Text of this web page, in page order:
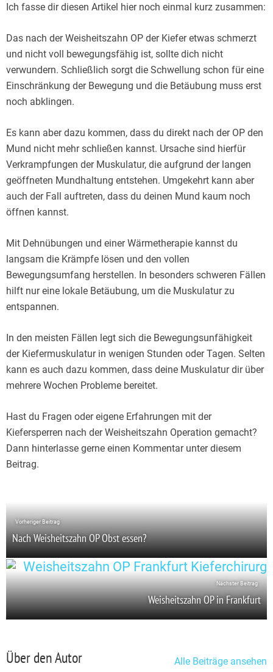
Ich fasse dir diesen Artikel hier noch einmal kurz zusammen:
Das nach der Weisheitszahn OP der Kiefer etwas schmerzt
und nicht voll bewegungsfähig ist, sollte dich nicht
verwundern. Schließlich sorgt die Schwellung schon für eine
Einschränkung der Bewegung und die Betäubung muss erst
noch abklingen.
Es kann aber dazu kommen, dass du direkt nach der OP den
Mund nicht mehr schließen kannst. Ursache sind hierfür
Verkrampfungen der Muskulatur, die aufgrund der langen
geöffneten Mundhaltung entstehen. Umgekehrt kann aber
auch der Fall auftreten, dass du deinen Mund kaum noch
öffnen kannst.
Mit Dehnübungen und einer Wärmetherapie kannst du
langsam die Krämpfe lösen und den vollen
Bewegungsumfang herstellen. In besonders schweren Fällen
hilft nur eine lokale Betäubung, um die Muskulatur zu
entspannen.
In den meisten Fällen legt sich die Bewegungsunfähigkeit
der Kiefermuskulatur in wenigen Stunden oder Tagen. Selten
kann es auch dazu kommen, dass deine Muskulatur dir über
mehrere Wochen Probleme bereitet.
Hast du Fragen oder eigene Erfahrungen mit der
Kiefersperren nach der Weisheitszahn Operation gemacht?
Dann hinterlasse gerne einen Kommentar unter diesem
Beitrag.
Vorheriger Beitrag
Nach Weisheitszahn OP Obst essen?
Nächster Beitrag
Weisheitszahn OP in Frankfurt
Über den Autor Alle Beiträge ansehen